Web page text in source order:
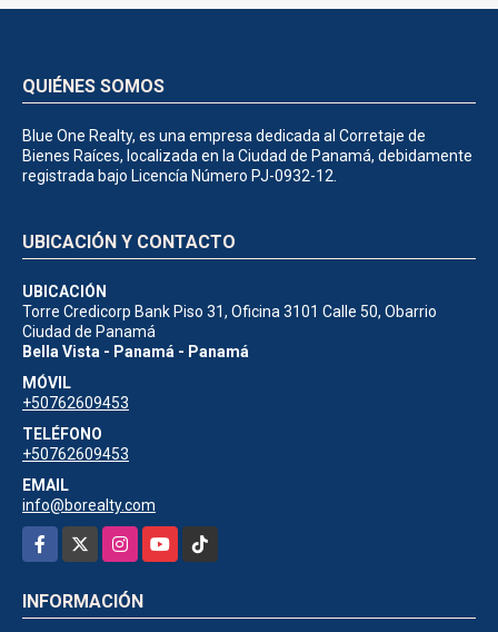
QUIÉNES SOMOS
Blue One Realty, es una empresa dedicada al Corretaje de
Bienes Raíces, localizada en la Ciudad de Panamá, debidamente
registrada bajo Licencía Número PJ-0932-12.
UBICACIÓN Y CONTACTO
UBICACIÓN
Torre Credicorp Bank Piso 31, Oficina 3101 Calle 50, Obarrio
Ciudad de Panamá
Bella Vista - Panamá - Panamá
MÓVIL
+50762609453
TELÉFONO
+50762609453
EMAIL
info@borealty.com
Facebook
InstagramYouTubeTikTok
INFORMACIÓN